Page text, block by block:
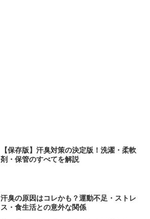
【保存版】汗臭対策の決定版！洗濯・柔軟
剤・保管のすべてを解説
汗臭の原因はコレかも？運動不足・ストレ
ス・食生活との意外な関係